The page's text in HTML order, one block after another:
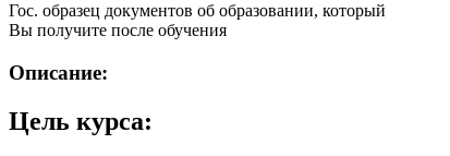
Гос. образец документов об образовании, который
Вы получите после обучения
Описание:
Цель курса: